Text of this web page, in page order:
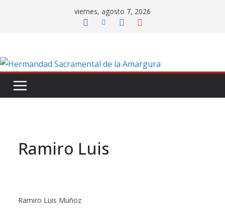
viernes, agosto 7, 2026
Ramiro Luis
Ramiro Luis Muñoz